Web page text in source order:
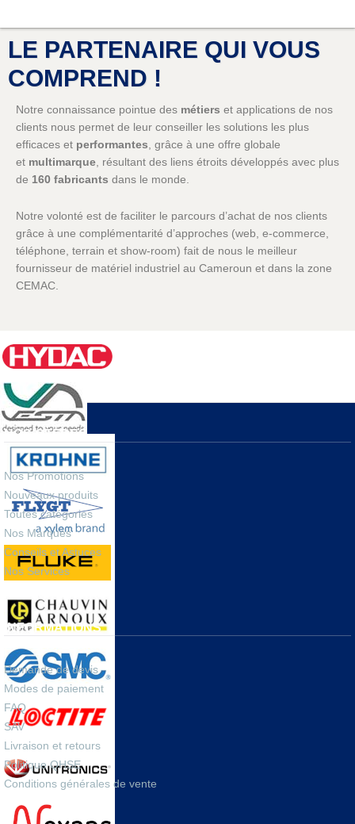
LE PARTENAIRE QUI VOUS
COMPREND !
Notre connaissance pointue des métiers et applications de nos
clients nous permet de leur conseiller les solutions les plus
efficaces et performantes , grâce à une offre globale
et multimarque , résultant des liens étroits développés avec plus
de 160 fabricants dans le monde.
Notre volonté est de faciliter le parcours d’achat de nos clients
grâce à une complémentarité d’approches (web, e-commerce,
téléphone, terrain et show-room) fait de nous le meilleur
fournisseur de matériel industriel au Cameroun et dans la zone
CEMAC.
séminaires en ligne, démonstrations à distance,
NOS OFFRES
Nos Promotions
Nouveaux produits
Toutes catégories
Nos Marques
Conseils et Astuces
Nos Services
INFORMATIONS
Demande de devis
Modes de paiement
FAQ
SAV
Livraison et retours
Politique QHSE
Conditions générales de vente